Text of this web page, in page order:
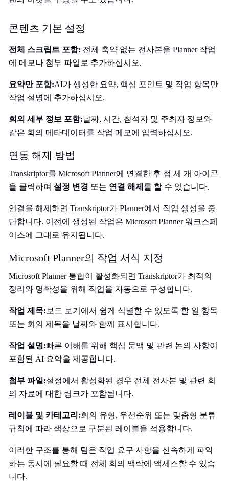
콘텐츠 기본 설정
전체 스크립트 포함: 전체 축약 없는 전사본을 Planner 작업
에 메모나 첨부 파일로 추가하십시오.
요약만 포함:AI가 생성한 요약, 핵심 포인트 및 작업 항목만
작업 설명에 추가하십시오.
회의 세부 정보 포함:날짜, 시간, 참석자 및 주최자 정보와
같은 회의 메타데이터를 작업 메모에 입력하십시오.
연동 해제 방법
Transkriptor를 Microsoft Planner에 연결한 후 점 세 개 아이콘
을 클릭하여 설정 변경 또는 연결 해제 를 할 수 있습니다.
연결을 해제하면 Transkriptor가 Planner에서 작업 생성을 중
단합니다. 이전에 생성된 작업은 Microsoft Planner 워크스페
이스에 그대로 유지됩니다.
Microsoft Planner의 작업 서식 지정
Microsoft Planner 통합이 활성화되면 Transkriptor가 최적의
정리와 명확성을 위해 작업을 자동으로 구성합니다.
작업 제목: 보드 보기에서 쉽게 식별할 수 있도록 할 일 항목
또는 회의 제목을 날짜와 함께 표시합니다.
작업 설명:빠른 이해를 위해 핵심 문맥 및 관련 논의 사항이
포함된 AI 요약을 제공합니다.
첨부 파일:설정에서 활성화된 경우 전체 전사본 및 관련 회
의 자료에 대한 링크가 포함됩니다.
레이블 및 카테고리:회의 유형, 우선순위 또는 맞춤형 분류
규칙에 따라 색상으로 구분된 레이블을 적용합니다.
이러한 구조를 통해 팀은 작업 요구 사항을 신속하게 파악
하는 동시에 필요할 때 전체 회의 맥락에 액세스할 수 있습
니다.